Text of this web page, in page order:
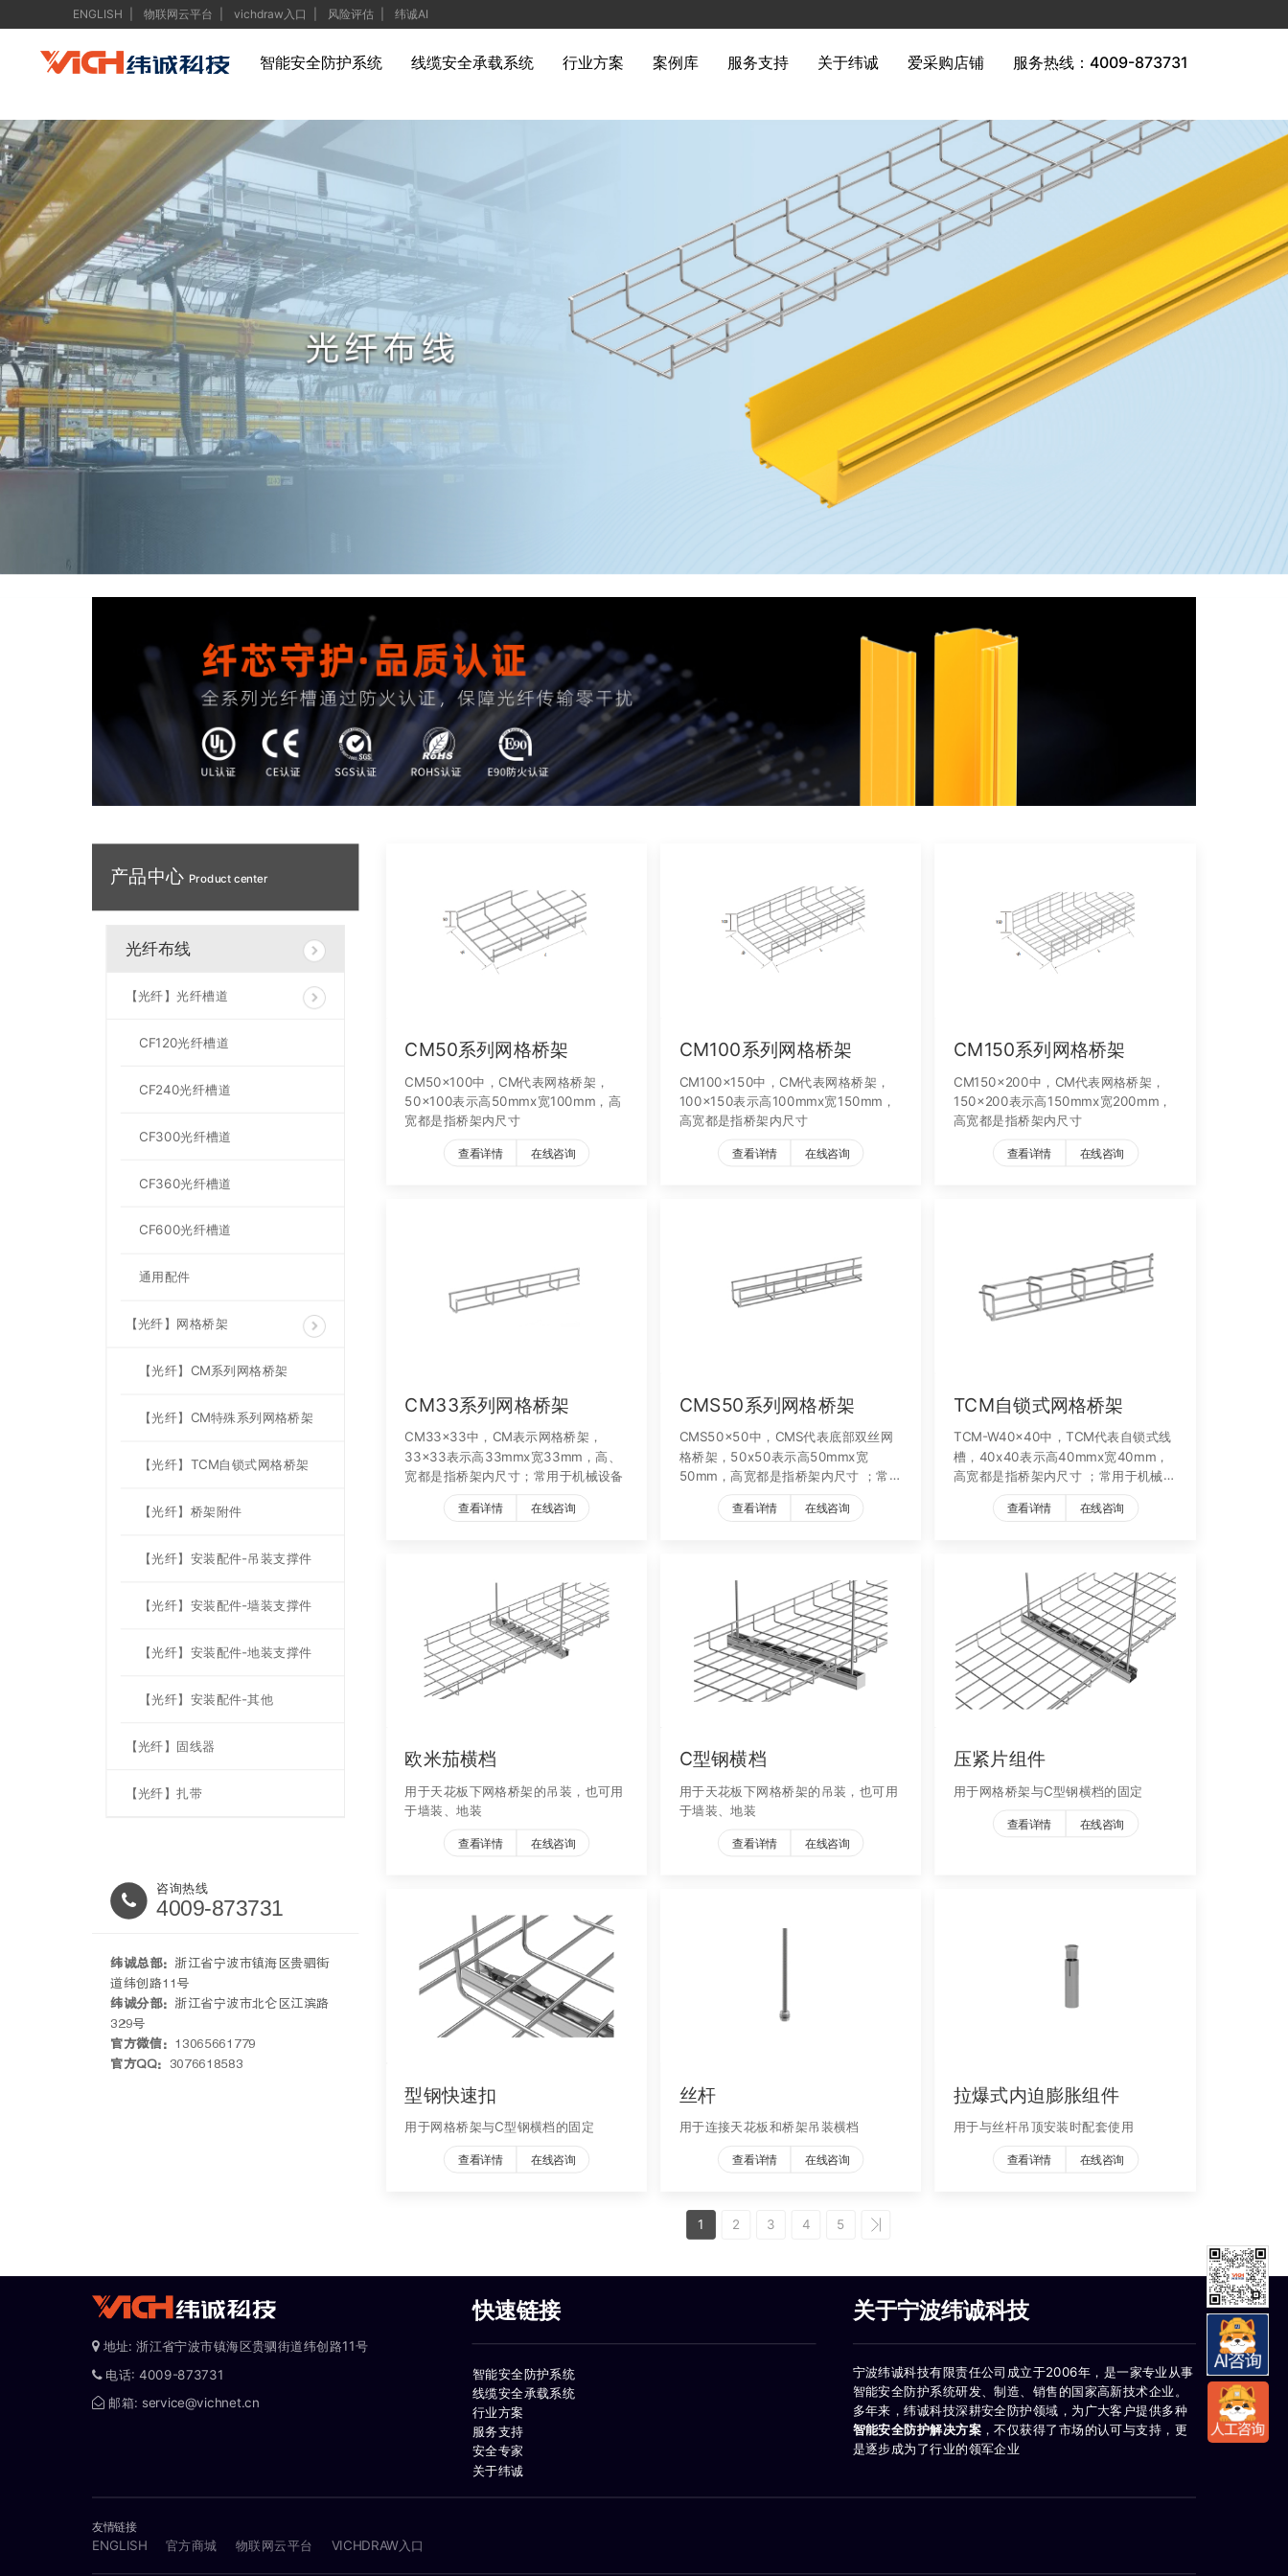
ENGLISH 物联网云平台 vichdraw入口 风险评估 纬诚AI
智能安全防护系统 线缆安全承载系统 行业方案 案例库 服务支持 关于纬诚 爱采购店铺 服务热线：4009-873731
CM50系列网格桥架
CM50x100中，CM代表网格桥架，
50x100表示高50mmx宽100mm，高
宽都是指桥架内尺寸
查看详情 在线咨询
CM100系列网格桥架
CM100x150中，CM代表网格桥架，
100x150表示高100mmx宽150mm，
高宽都是指桥架内尺寸
查看详情 在线咨询
CM150系列网格桥架
CM150x200中，CM代表网格桥架，
150x200表示高150mmx宽200mm，
高宽都是指桥架内尺寸
查看详情 在线咨询
CM33系列网格桥架
CM33x33中，CM表示网格桥架，
33x33表示高33mmx宽33mm，高、
宽都是指桥架内尺寸；常用于机械设备
查看详情 在线咨询
CMS50系列网格桥架
CMS50x50中，CMS代表底部双丝网
格桥架，50x50表示高50mmx宽
50mm，高宽都是指桥架内尺寸 ；常用
查看详情 在线咨询
TCM自锁式网格桥架
TCM-W40x40中，TCM代表自锁式线
槽，40x40表示高40mmx宽40mm，
高宽都是指桥架内尺寸 ；常用于机械设
查看详情 在线咨询
欧米茄横档
用于天花板下网格桥架的吊装，也可用
于墙装、地装
查看详情 在线咨询
C型钢横档
用于天花板下网格桥架的吊装，也可用
于墙装、地装
查看详情 在线咨询
压紧片组件
用于网格桥架与C型钢横档的固定
查看详情 在线咨询
型钢快速扣
用于网格桥架与C型钢横档的固定
查看详情 在线咨询
丝杆
用于连接天花板和桥架吊装横档
查看详情 在线咨询
拉爆式内迫膨胀组件
用于与丝杆吊顶安装时配套使用
查看详情 在线咨询
1 2 3 4 5
产品中心 Product center
光纤布线
【光纤】光纤槽道
CF120光纤槽道
CF240光纤槽道
CF300光纤槽道
CF360光纤槽道
CF600光纤槽道
通用配件
【光纤】网格桥架
【光纤】CM系列网格桥架
【光纤】CM特殊系列网格桥架
【光纤】TCM自锁式网格桥架
【光纤】桥架附件
【光纤】安装配件-吊装支撑件
【光纤】安装配件-墙装支撑件
【光纤】安装配件-地装支撑件
【光纤】安装配件-其他
【光纤】固线器
【光纤】扎带
咨询热线
4009-873731
纬诚总部： 浙江省宁波市镇海区贵驷街
道纬创路11号
纬诚分部： 浙江省宁波市北仑区江滨路
329号
官方微信： 13065661779
官方QQ： 3076618583
地址: 浙江省宁波市镇海区贵驷街道纬创路11号
电话: 4009-873731
邮箱: service@vichnet.cn
快速链接
智能安全防护系统
线缆安全承载系统
行业方案
服务支持
安全专家
关于纬诚
关于宁波纬诚科技
宁波纬诚科技有限责任公司成立于2006年，是一家专业从事
智能安全防护系统研发、制造、销售的国家高新技术企业。
多年来，纬诚科技深耕安全防护领域，为广大客户提供多种
智能安全防护解决方案，不仅获得了市场的认可与支持，更
是逐步成为了行业的领军企业
友情链接
ENGLISH 官方商城 物联网云平台 VICHDRAW入口